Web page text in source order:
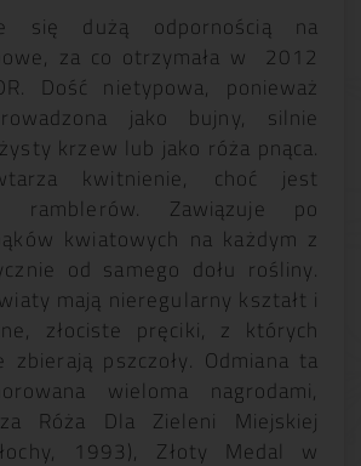
się dużą odpornością na
za co otrzymała w 2012
Dość nietypowa, ponieważ
jako bujny, silnie
krzew lub jako róża pnąca.
kwitnienie, choć jest
ramblerów. Zawiązuje po
kwiatowych na każdym z
od samego dołu rośliny.
mają nieregularny kształt i
złociste pręciki, z których
pszczoły. Odmiana ta
wieloma nagrodami,
Róża Dla Zieleni Miejskiej
1993), Złoty Medal w